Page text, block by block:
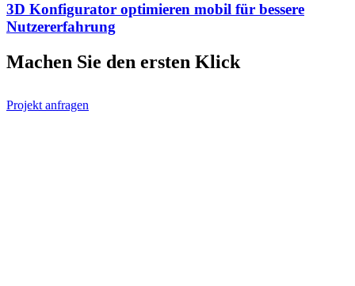
3D Konfigurator optimieren mobil für bessere
Nutzererfahrung
Machen Sie den ersten Klick
Projekt anfragen